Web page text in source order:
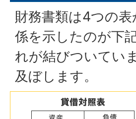
財務書類は4つの
係を示したのが下
れが結びついてい
及ぼします。